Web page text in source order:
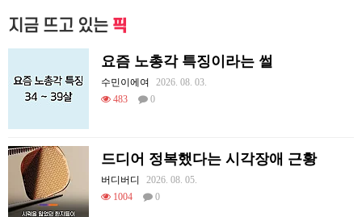
지금 뜨고 있는 픽
요즘 노총각 특징이라는 썰
수민이에여
2026. 08. 03.
483
0
드디어 정복했다는 시각장애 근황
버디버디
2026. 08. 05.
1004
0